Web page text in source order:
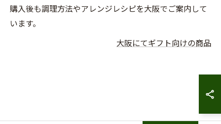
購入後も調理方法やアレンジレシピを大阪でご案内して
います。
大阪にてギフト向けの商品